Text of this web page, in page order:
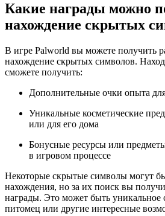
Какие награды можно
нахождение скрытых
В игре Palworld вы можете получить
нахождение скрытых символов.
сможете получить:
Дополнительные очки опыта
Уникальные косметические
или для его дома
Бонусные ресурсы или
в игровом процессе
Некоторые скрытые символы могут
нахождения, но за их поиск вы
награды. Это может быть уникальное
питомец или другие интересные